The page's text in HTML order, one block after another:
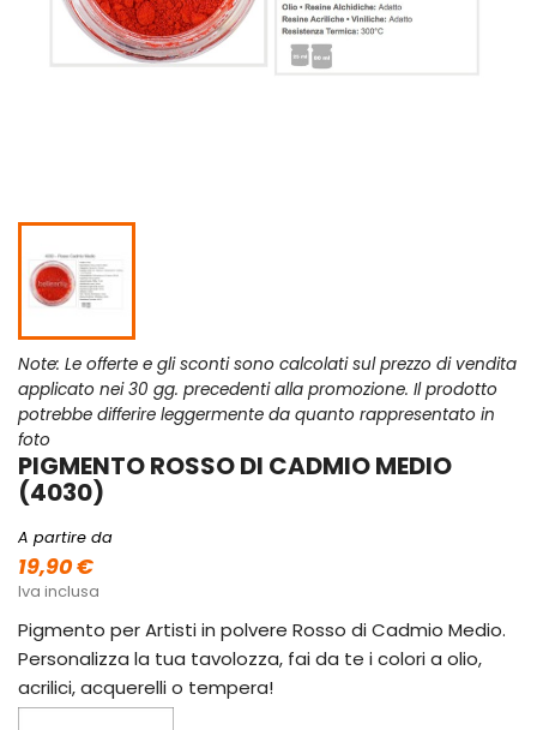
Note: Le offerte e gli sconti sono calcolati sul prezzo di vendita
applicato nei 30 gg. precedenti alla promozione. Il prodotto
potrebbe differire leggermente da quanto rappresentato in
foto
PIGMENTO ROSSO DI CADMIO MEDIO
(4030)
A partire da
19,90 €
Iva inclusa
Pigmento per Artisti in polvere Rosso di Cadmio Medio.
Personalizza la tua tavolozza, fai da te i colori a olio,
acrilici, acquerelli o tempera!